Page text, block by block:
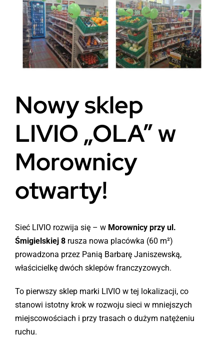
Kariera
Ajencja
Kontakt
Nowy sklep
LIVIO „OLA” w
Morownicy
otwarty!
Sieć LIVIO rozwija się – w Morownicy przy ul.
Śmigielskiej 8rusza nowa placówka (60 m²)
prowadzona przez Panią Barbarę Janiszewską,
właścicielkę dwóch sklepów franczyzowych.
To pierwszy sklep marki LIVIO w tej lokalizacji, co
stanowi istotny krok w rozwoju sieci w mniejszych
miejscowościach i przy trasach o dużym natężeniu
ruchu.